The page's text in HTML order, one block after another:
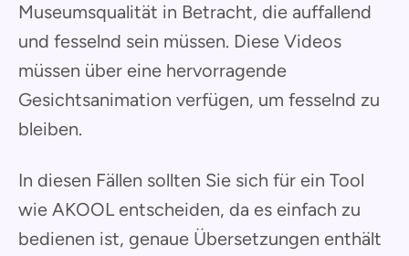
Museumsqualität in Betracht, die auffallend
und fesselnd sein müssen. Diese Videos
müssen über eine hervorragende
Gesichtsanimation verfügen, um fesselnd zu
bleiben.
In diesen Fällen sollten Sie sich für ein Tool
wie AKOOL entscheiden, da es einfach zu
bedienen ist, genaue Übersetzungen enthält